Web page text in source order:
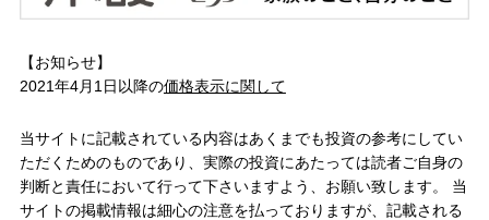
【お知らせ】
2021年4月1日以降の価格表示に関して
当サイトに記載されている内容はあくまでも投資の参考にしてい
ただくためのものであり、実際の投資にあたっては読者ご自身の
判断と責任において行って下さいますよう、お願い致します。 当
サイトの掲載情報は細心の注意を払っておりますが、記載される